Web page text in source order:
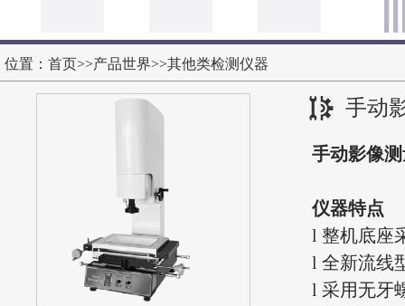
位置： 首页>>产品世界>>其他类检测仪器
手动
手动影像
仪器特点
l 整机底座
l 全新流线
l 采用无牙